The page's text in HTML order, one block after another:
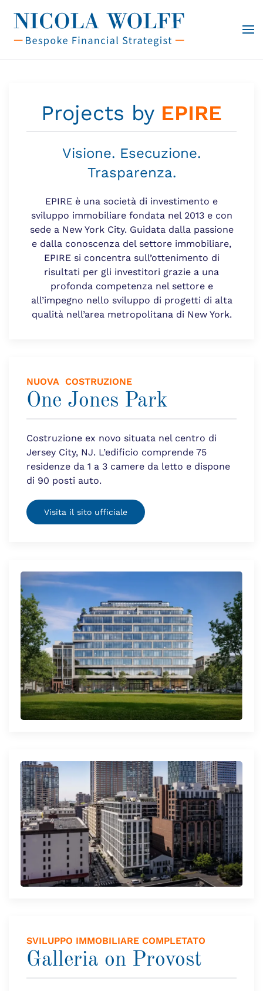
Vai al contenuto principale
Projects by EPIRE
Visione. Esecuzione.
Trasparenza.
EPIRE è una società di investimento e
sviluppo immobiliare fondata nel 2013 e con
sede a New York City. Guidata dalla passione
e dalla conoscenza del settore immobiliare,
EPIRE si concentra sull’ottenimento di
risultati per gli investitori grazie a una
profonda competenza nel settore e
all’impegno nello sviluppo di progetti di alta
qualità nell’area metropolitana di New York.
NUOVA COSTRUZIONE
One Jones Park
Costruzione ex novo situata nel centro di
Jersey City, NJ. L’edificio comprende 75
residenze da 1 a 3 camere da letto e dispone
di 90 posti auto.
Visita il sito ufficiale
SVILUPPO IMMOBILIARE COMPLETATO
Galleria on Provost